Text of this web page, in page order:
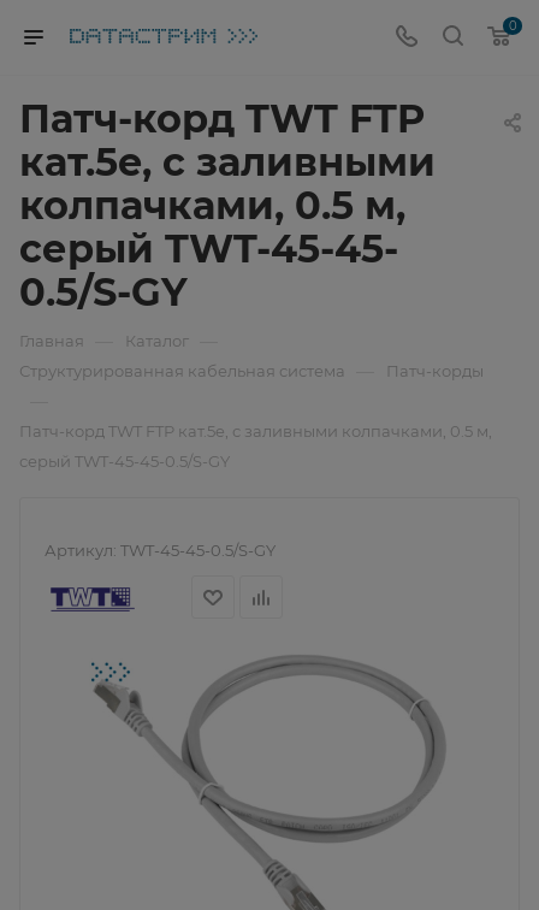
0
Патч-корд TWT FTP
кат.5e, с заливными
колпачками, 0.5 м,
серый TWT-45-45-
0.5/S-GY
Главная Каталог
Структурированная кабельная система Патч-корды
Патч-корд TWT FTP кат.5e, с заливными колпачками, 0.5 м,
серый TWT-45-45-0.5/S-GY
Артикул: TWT-45-45-0.5/S-GY